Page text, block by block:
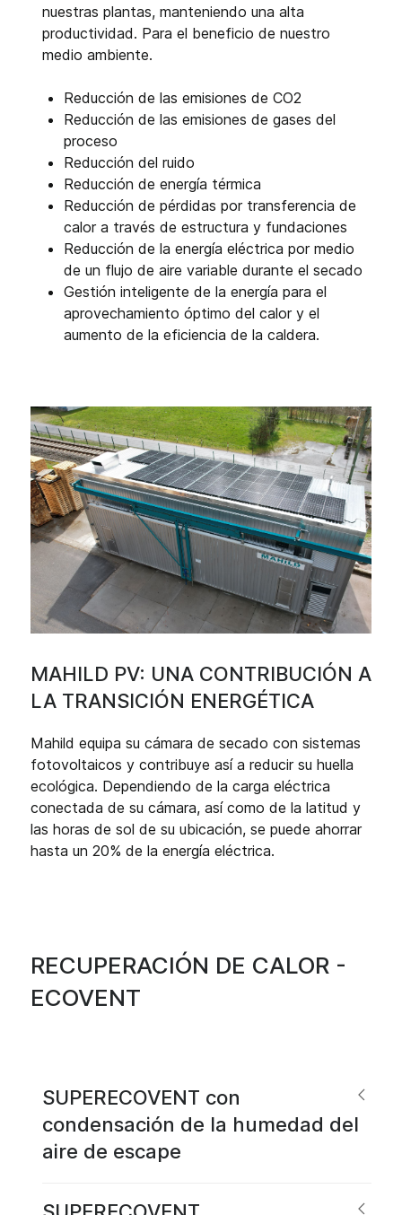
nuestras plantas, manteniendo una alta
productividad. Para el beneficio de nuestro
medio ambiente.
Reducción de las emisiones de CO2
Reducción de las emisiones de gases del
proceso
Reducción del ruido
Reducción de energía térmica
Reducción de pérdidas por transferencia de
calor a través de estructura y fundaciones
Reducción de la energía eléctrica por medio
de un flujo de aire variable durante el secado
Gestión inteligente de la energía para el
aprovechamiento óptimo del calor y el
aumento de la eficiencia de la caldera.
MAHILD PV: UNA CONTRIBUCIÓN A
LA TRANSICIÓN ENERGÉTICA
Mahild equipa su cámara de secado con sistemas
fotovoltaicos y contribuye así a reducir su huella
ecológica. Dependiendo de la carga eléctrica
conectada de su cámara, así como de la latitud y
las horas de sol de su ubicación, se puede ahorrar
hasta un 20% de la energía eléctrica.
RECUPERACIÓN DE CALOR -
ECOVENT
SUPERECOVENT con
condensación de la humedad del
aire de escape